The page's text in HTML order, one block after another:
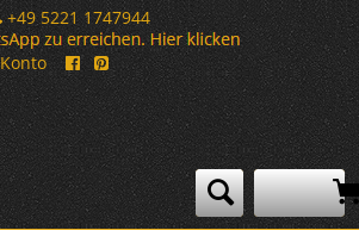
+49 5221 1747944